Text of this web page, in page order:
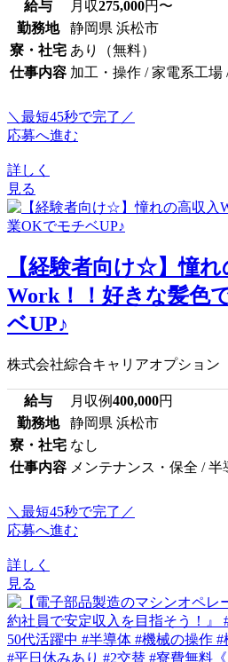
給与 月収275,000円〜
勤務地
静岡県 浜松市
寮・社宅 あり（無料）
仕事内容 加工・操作 / 家電系工場
＼最短45秒で完了／
応募へ進む
詳しく
見る
【経験者向け☆】憧れ
Work！！好きな髪色
ベUP♪
株式会社綜合キャリアオプション
給与 月収例400,000円
勤務地
静岡県 浜松市
寮・社宅 なし
仕事内容 メンテナンス・保全 / 半
＼最短45秒で完了／
応募へ進む
詳しく
見る